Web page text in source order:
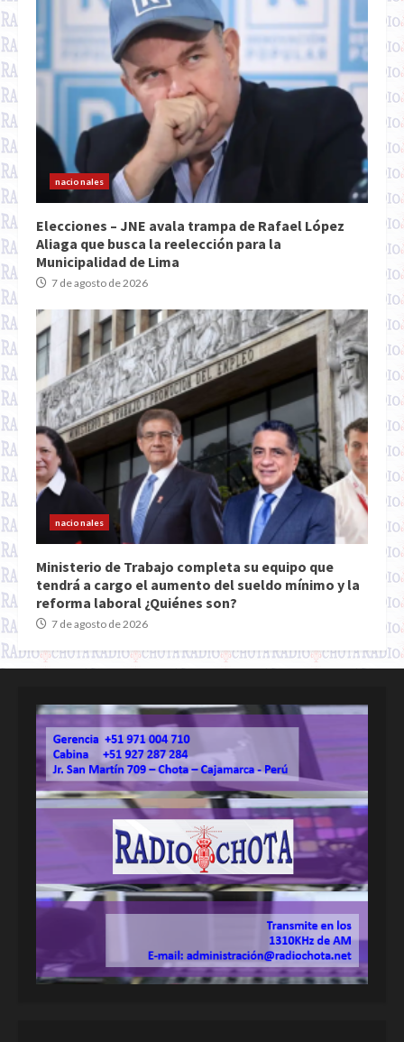
nacionales
Elecciones – JNE avala trampa de Rafael López
Aliaga que busca la reelección para la
Municipalidad de Lima
7 de agosto de 2026
nacionales
Ministerio de Trabajo completa su equipo que
tendrá a cargo el aumento del sueldo mínimo y la
reforma laboral ¿Quiénes son?
7 de agosto de 2026